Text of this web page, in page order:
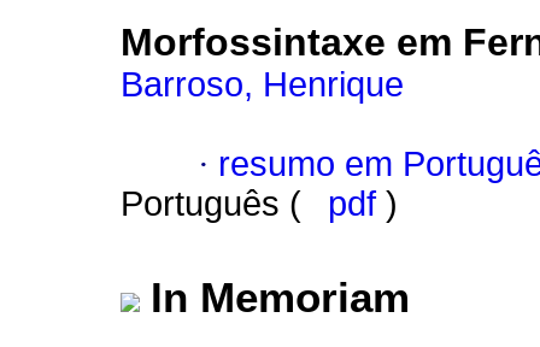
Morfossintaxe em
Barroso, Henrique
· resumo em
Português (
pdf )
In Memoriam